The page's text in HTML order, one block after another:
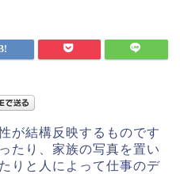
が結構反映するものです
たり、家族の写真を置い
りと人によって仕事のデ